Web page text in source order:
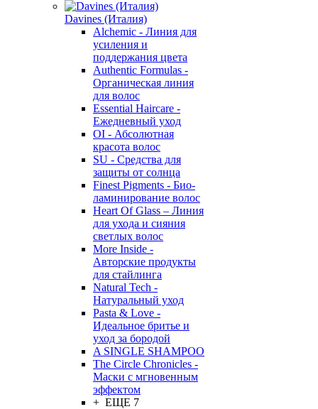
Davines (Италия)
Alchemic - Линия для
усиления и
поддержания цвета
Authentic Formulas -
Органическая линия
для волос
Essential Haircare -
Eжедневный уход
OI - Абсолютная
красота волос
SU - Средства для
защиты от солнца
Finest Pigments - Био-
ламинирование волос
Heart Of Glass – Линия
для ухода и сияния
светлых волос
More Inside -
Авторские продукты
для стайлинга
Natural Tech -
Натуральный уход
Pasta & Love -
Идеальное бритье и
уход за бородой
A SINGLE SHAMPOO
The Circle Chronicles -
Маски с мгновенным
эффектом
+ ЕЩЕ 7